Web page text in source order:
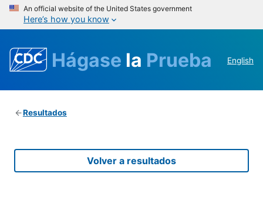
An official website of the United States government
Here’s how you know
Hágase la Prueba English
Resultados
Volver a resultados